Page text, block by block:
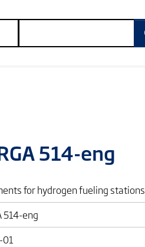
514-eng
for hydrogen fueling stations
514-eng